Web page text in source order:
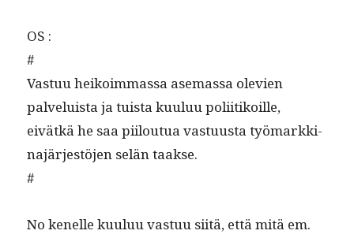
OS :
#
Vas­tuu heikoim­mas­sa ase­mas­sa ole­vien
palveluista ja tuista kuu­luu poli­itikoille,
eivätkä he saa piiloutua vas­tu­us­ta työ­markki­
na­jär­jestö­jen selän taakse.
#
No kenelle kuu­luu vas­tuu siitä, että mitä em.